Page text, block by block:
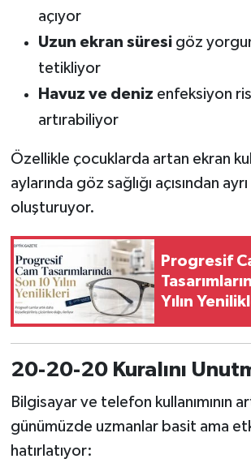
açıyor
Uzun ekran süresigöz
tetikliyor
Havuz ve deniz enfeksiyon
artırabiliyor
Özellikle çocuklarda artan ekran
aylarında göz sağlığı açısından
oluşturuyor.
Progresif
Yılın
20-20-20 Kuralını
Bilgisayar ve telefon kullanımının
günümüzde uzmanlar basit ama
hatırlatıyor: